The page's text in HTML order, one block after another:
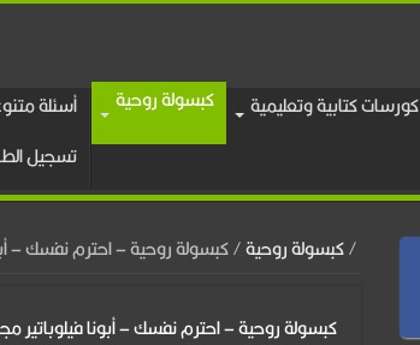
كورسات كتابية وتعليمية كبسولة روحية أسئلة
تسجيل
/كبسولة روحية/كبسولة روحية – احترم نفسك –
كبسولة روحية – احترم نفسك – أبونا فيلوباتير